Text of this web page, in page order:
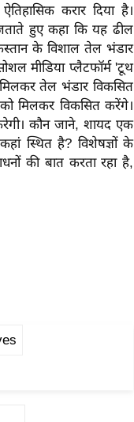
करार दिया है।
जताते हुए कहा कि यह ढील
के विशाल तेल भंडार
मीडिया प्लैटफॉर्म 'टूथ
तेल भंडार विकसित
मिलकर विकसित करेंगे।
कौन जाने, शायद एक
स्थित है? विशेषज्ञों के
की बात करता रहा है,